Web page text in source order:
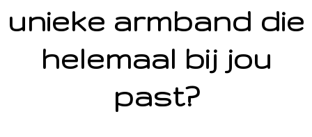
unieke armband die
helemaal bij jou
past?